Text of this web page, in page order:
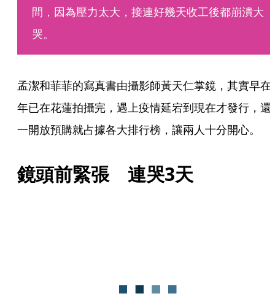
間，因為壓力太大，接連好幾天收工後都崩潰大
哭。
孟潔和菲菲的寫真書由攝影師黃天仁掌鏡，其實早在
年已在花蓮拍攝完，遇上疫情延宕到現在才發行，還
一開放預購就占據各大排行榜，讓兩人十分開心。
鏡頭前緊張　連哭3天